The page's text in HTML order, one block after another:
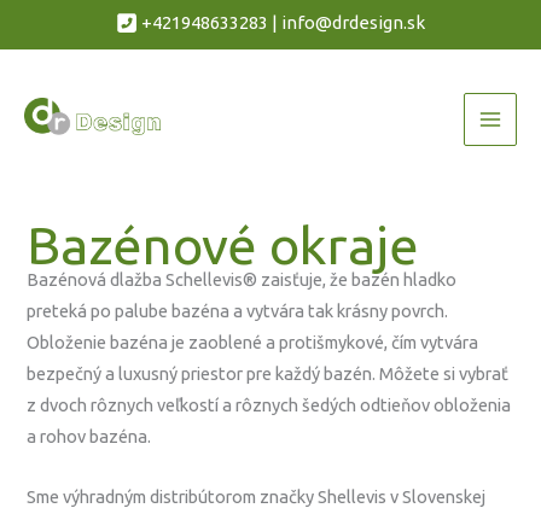
na
+421948633283 | info@drdesign.sk
Bazénové okraje
Bazénová dlažba Schellevis® zaisťuje, že bazén hladko
preteká po palube bazéna a vytvára tak krásny povrch.
Obloženie bazéna je zaoblené a protišmykové, čím vytvára
bezpečný a luxusný priestor pre každý bazén. Môžete si vybrať
z dvoch rôznych veľkostí a rôznych šedých odtieňov obloženia
a rohov bazéna.
Sme výhradným distribútorom značky Shellevis v Slovenskej